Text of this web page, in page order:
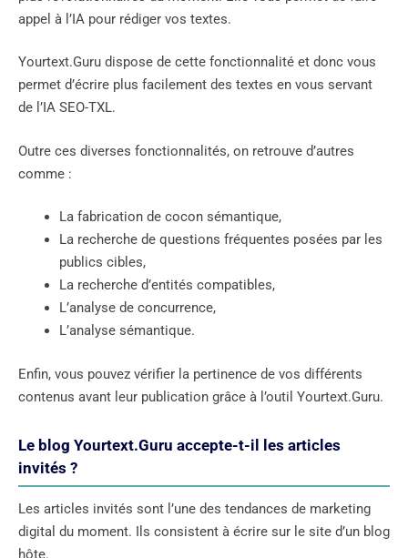
appel à l’IA pour rédiger vos textes.
Yourtext.Guru dispose de cette fonctionnalité et donc vous
permet d’écrire plus facilement des textes en vous servant
de l’IA SEO-TXL.
Outre ces diverses fonctionnalités, on retrouve d’autres
comme :
La fabrication de cocon sémantique,
La recherche de questions fréquentes posées par les
publics cibles,
La recherche d’entités compatibles,
L’analyse de concurrence,
L’analyse sémantique.
Enfin, vous pouvez vérifier la pertinence de vos différents
contenus avant leur publication grâce à l’outil Yourtext.Guru.
Le blog Yourtext.Guru accepte-t-il les articles
invités ?
Les articles invités sont l’une des tendances de marketing
digital du moment. Ils consistent à écrire sur le site d’un blog
hôte.